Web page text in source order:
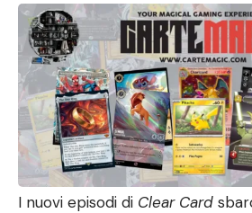
I nuovi episodi di Clear Card